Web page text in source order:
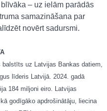
– uz ielām parādās
samazināšana par
novērt sadursmi.
balstīts uz Latvijas Bankas datiem,
līderis Latvijā. 2024. gadā
184 miljoni eiro. Latvijas
godīgāko apdrošinātāju, liecina